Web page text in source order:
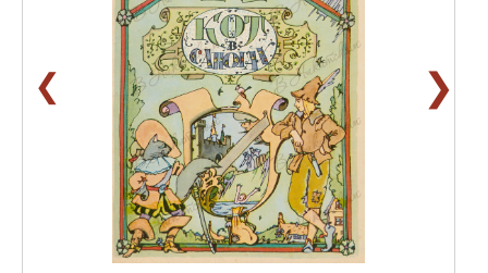
❮ ❯